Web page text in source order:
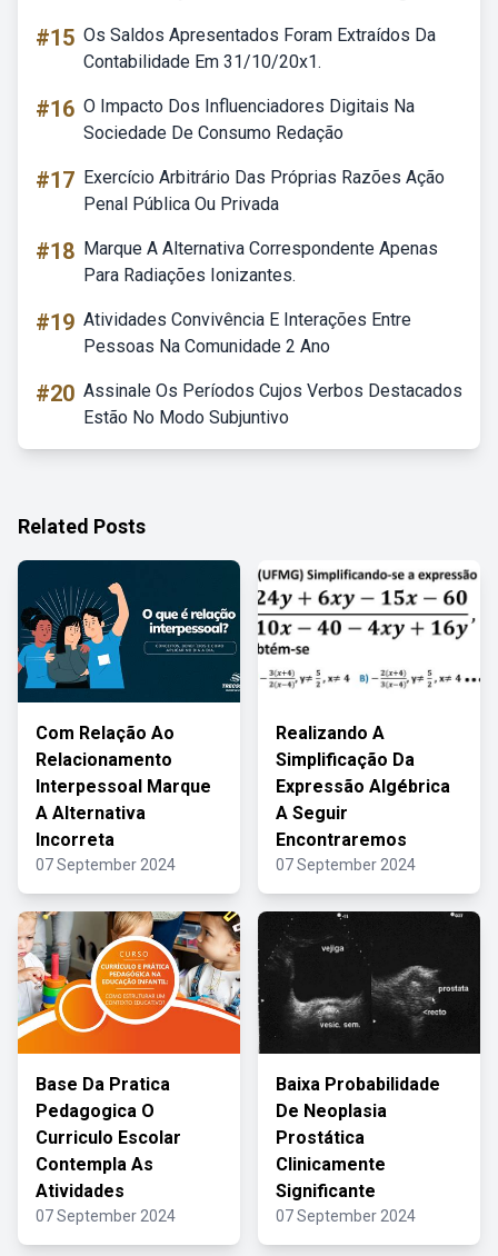
#15 Os Saldos Apresentados Foram Extraídos Da
Contabilidade Em 31/10/20x1.
#16 O Impacto Dos Influenciadores Digitais Na
Sociedade De Consumo Redação
#17 Exercício Arbitrário Das Próprias Razões Ação
Penal Pública Ou Privada
#18 Marque A Alternativa Correspondente Apenas
Para Radiações Ionizantes.
#19 Atividades Convivência E Interações Entre
Pessoas Na Comunidade 2 Ano
#20 Assinale Os Períodos Cujos Verbos Destacados
Estão No Modo Subjuntivo
Related Posts
Com Relação Ao
Relacionamento
Interpessoal Marque
A Alternativa
Incorreta
07 September 2024
Realizando A
Simplificação Da
Expressão Algébrica
A Seguir
Encontraremos
07 September 2024
Base Da Pratica
Pedagogica O
Curriculo Escolar
Contempla As
Atividades
07 September 2024
Baixa Probabilidade
De Neoplasia
Prostática
Clinicamente
Significante
07 September 2024